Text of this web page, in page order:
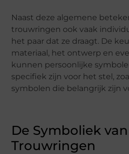
Naast deze algemene
trouwringen ook vaak
het paar dat ze draagt. De
materiaal, het ontwerp en
kunnen persoonlijke
specifiek zijn voor het stel,
symbolen die belangrijk zijn
De Symboliek van
Trouwringen